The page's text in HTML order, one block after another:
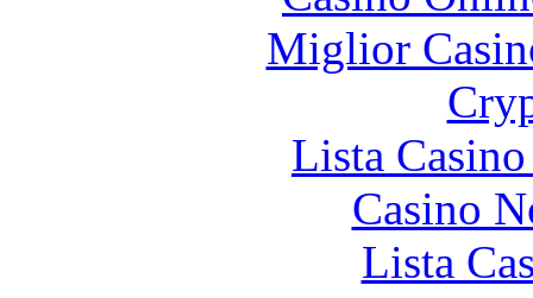
Miglior
Lista
Casino
Lista